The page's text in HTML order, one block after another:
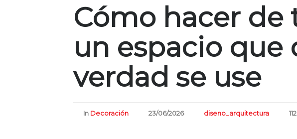
Cómo hacer de
un espacio que
verdad se use
In Decoración 23/06/2026 diseno_arquitectura